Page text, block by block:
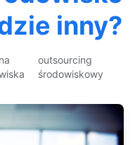
inny?
outsourcing
środowiskowy